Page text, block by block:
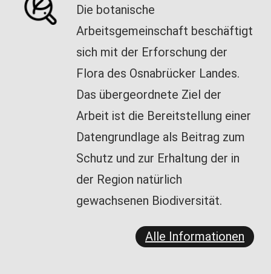
Die botanische
Arbeitsgemeinschaft beschäftigt
sich mit der Erforschung der
Flora des Osnabrücker Landes.
Das übergeordnete Ziel der
Arbeit ist die Bereitstellung einer
Datengrundlage als Beitrag zum
Schutz und zur Erhaltung der in
der Region natürlich
gewachsenen Biodiversität.
Alle Informationen